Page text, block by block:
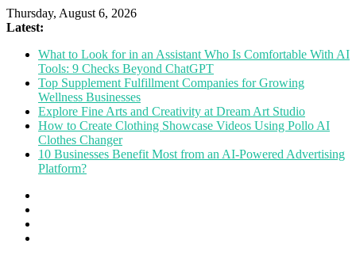
Thursday, August 6, 2026
Latest:
What to Look for in an Assistant Who Is Comfortable With AI
Tools: 9 Checks Beyond ChatGPT
Top Supplement Fulfillment Companies for Growing
Wellness Businesses
Explore Fine Arts and Creativity at Dream Art Studio
How to Create Clothing Showcase Videos Using Pollo AI
Clothes Changer
10 Businesses Benefit Most from an AI-Powered Advertising
Platform?